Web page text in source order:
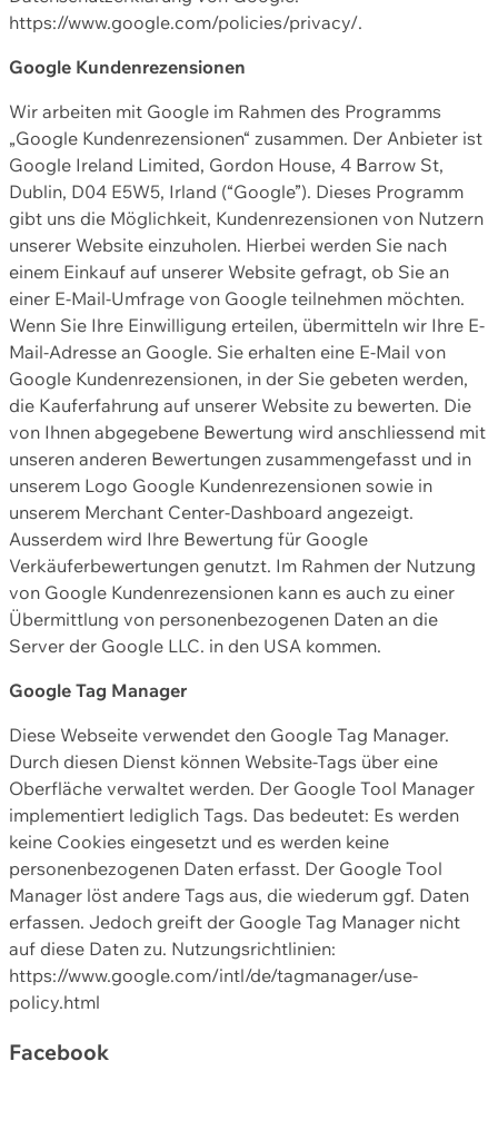
https://www.google.com/policies/privacy/.
Google Kundenrezensionen
Wir arbeiten mit Google im Rahmen des Programms
„Google Kundenrezensionen“ zusammen. Der Anbieter ist
Google Ireland Limited, Gordon House, 4 Barrow St,
Dublin, D04 E5W5, Irland (“Google”). Dieses Programm
gibt uns die Möglichkeit, Kundenrezensionen von Nutzern
unserer Website einzuholen. Hierbei werden Sie nach
einem Einkauf auf unserer Website gefragt, ob Sie an
einer E-Mail-Umfrage von Google teilnehmen möchten.
Wenn Sie Ihre Einwilligung erteilen, übermitteln wir Ihre E-
Mail-Adresse an Google. Sie erhalten eine E-Mail von
Google Kundenrezensionen, in der Sie gebeten werden,
die Kauferfahrung auf unserer Website zu bewerten. Die
von Ihnen abgegebene Bewertung wird anschliessend mit
unseren anderen Bewertungen zusammengefasst und in
unserem Logo Google Kundenrezensionen sowie in
unserem Merchant Center-Dashboard angezeigt.
Ausserdem wird Ihre Bewertung für Google
Verkäuferbewertungen genutzt. Im Rahmen der Nutzung
von Google Kundenrezensionen kann es auch zu einer
Übermittlung von personenbezogenen Daten an die
Server der Google LLC. in den USA kommen.
Google Tag Manager
Diese Webseite verwendet den Google Tag Manager.
Durch diesen Dienst können Website-Tags über eine
Oberfläche verwaltet werden. Der Google Tool Manager
implementiert lediglich Tags. Das bedeutet: Es werden
keine Cookies eingesetzt und es werden keine
personenbezogenen Daten erfasst. Der Google Tool
Manager löst andere Tags aus, die wiederum ggf. Daten
erfassen. Jedoch greift der Google Tag Manager nicht
auf diese Daten zu. Nutzungsrichtlinien:
https://www.google.com/intl/de/tagmanager/use-
policy.html
Facebook